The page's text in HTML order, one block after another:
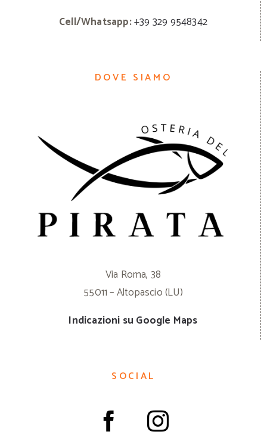
Cell/Whatsapp:+39 329 9548342
DOVE SIAMO
Via Roma, 38
55011 – Altopascio (LU)
Indicazioni su Google Maps
SOCIAL